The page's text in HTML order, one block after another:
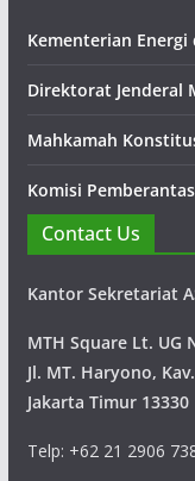
Australia,
Kementerian Energi
Direktorat Jenderal
Mahkamah
Komisi
Contact Us
Kantor Sekretariat
MTH Square Lt. UG
Jl. MT. Haryono,
Jakarta Timur 13330
Telp: +62 21 2906